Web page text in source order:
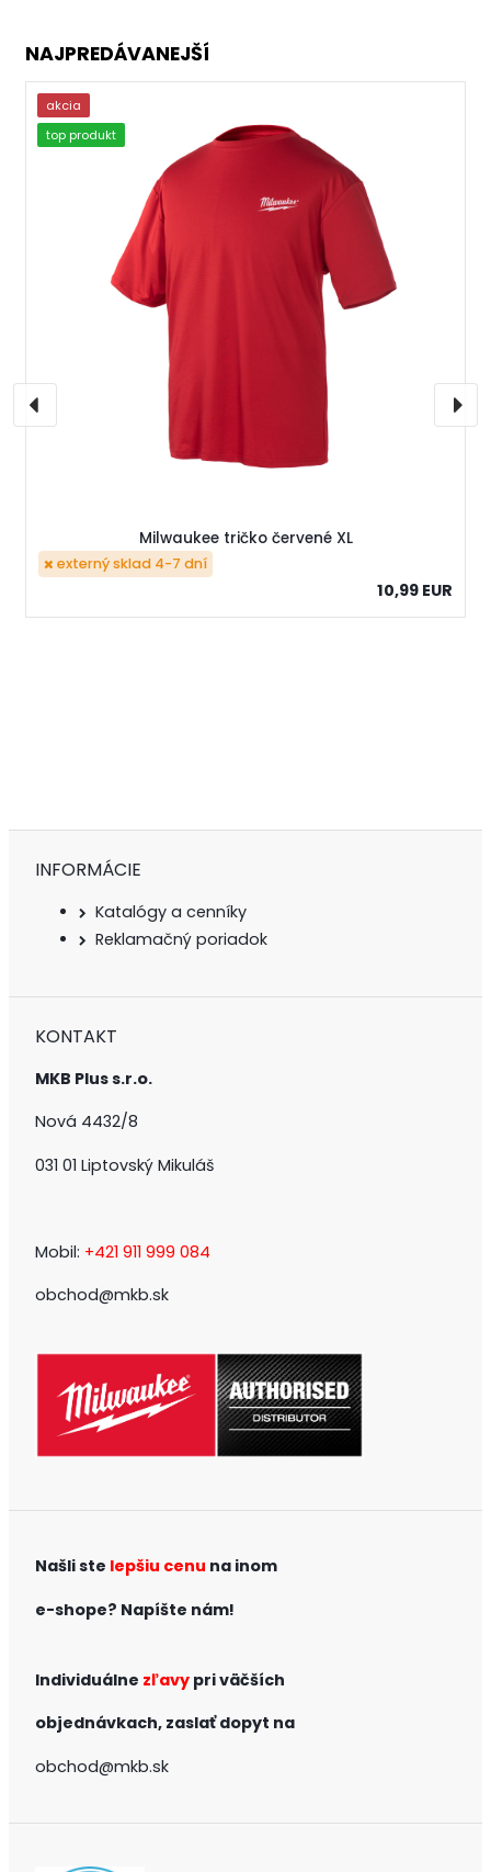
NAJPREDÁVANEJŠÍ
Milwaukee tričko červené XL
10,99 EUR
externý sklad 4-7 dní
akcia
top produkt
INFORMÁCIE
Katalógy a cenníky
Reklamačný poriadok
KONTAKT
MKB Plus s.r.o.
Nová 4432/8
031 01 Liptovský Mikuláš
Mobil: +421 911 999 084
obchod@mkb.sk
Našli ste lepšiu cenu na inom
e-shope? Napíšte nám!
Individuálne zľavy pri väčších
objednávkach, zaslať dopyt na
obchod@mkb.sk